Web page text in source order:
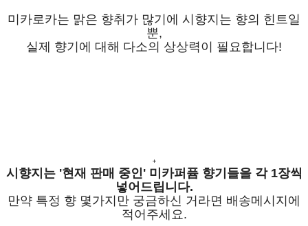
미카로카는 맑은 향취가 많기에 시향지는 향의 힌트일
뿐,
실제 향기에 대해 다소의 상상력이 필요합니다!
+
시향지는 '현재 판매 중인' 미카퍼퓸 향기들을 각 1장씩
넣어드립니다.
만약 특정 향 몇가지만 궁금하신 거라면 배송메시지에
적어주세요.